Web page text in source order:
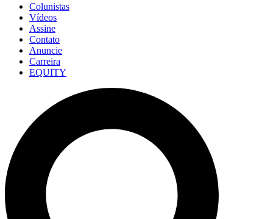
Colunistas
Vídeos
Assine
Contato
Anuncie
Carreira
EQUITY